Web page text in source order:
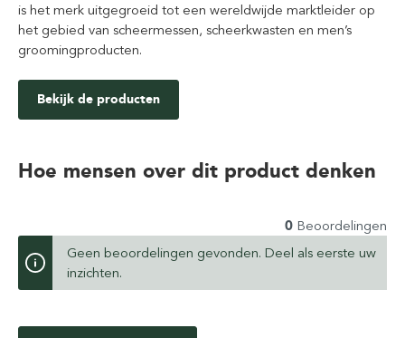
is het merk uitgegroeid tot een wereldwijde marktleider op
het gebied van scheermessen, scheerkwasten en men’s
groomingproducten.
Bekijk de producten
Hoe mensen over dit product denken
0 Beoordelingen
Geen beoordelingen gevonden. Deel als eerste uw
inzichten.